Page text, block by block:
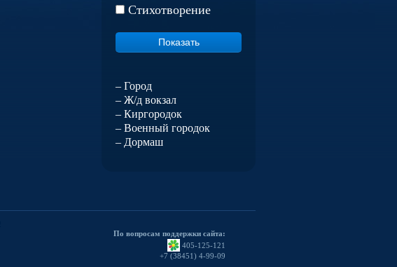
Стихотворение
– Город
– Ж/д вокзал
– Киргородок
– Военный городок
– Дормаш
По вопросам поддержки сайта:
405-125-121
+7 (38451) 4-99-09